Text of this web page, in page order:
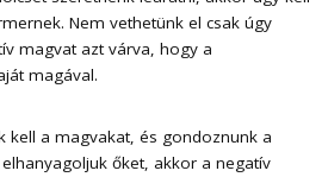
Nem vethetünk el csak úgy
magvat azt várva, hogy a
magával.
kell a magvakat, és gondoznunk a
őket, akkor a negatív